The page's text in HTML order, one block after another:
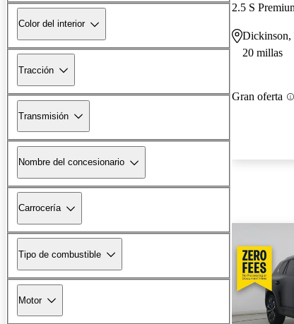
Color del interior
Tracción
Transmisión
Nombre del concesionario
Carrocería
Tipo de combustible
Motor
2.5 S
20 millas
Gran oferta